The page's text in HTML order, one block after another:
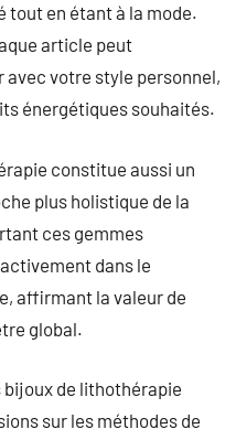
en étant à la mode.
article peut
votre style personnel,
énergétiques souhaités.
constitue aussi un
plus holistique de la
ces gemmes
dans le
affirmant la valeur de
global.
de lithothérapie
sur les méthodes de